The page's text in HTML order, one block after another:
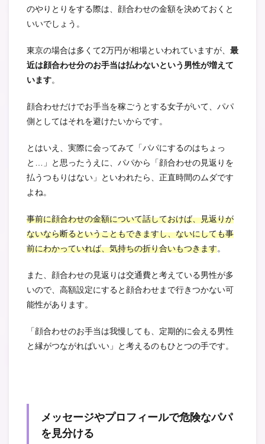
のやりとりをする際は、顔合わせの金額を決めておくと
いいでしょう。
東京の場合は多くて2万円が相場といわれていますが、 最
近は顔合わせ分のお手当は払わないという男性が増えて
います。
顔合わせだけでお手当を稼ごうとする女子がいて、パパ
側としてはそれを避けたいからです。
とはいえ、実際に会ってみて「パパにするのはちょっ
と…」と思ったうえに、パパから「顔合わせの見返りを
払うつもりはない」といわれたら、正直時間のムダです
よね。
事前に顔合わせの金額について話しておけば、見返りが
ないなら断るということもできますし、ないにしても事
前にわかっていれば、気持ちの折り合いもつきます。
また、顔合わせの見返りは交通費と考えている男性が多
いので、高額設定にすると顔合わせまで行きつかない可
能性があります。
「顔合わせのお手当は我慢しても、定期的に会える男性
と縁がつながればいい」と考えるのもひとつの手です。
メッセージやプロフィールで危険なパパ
を見分ける